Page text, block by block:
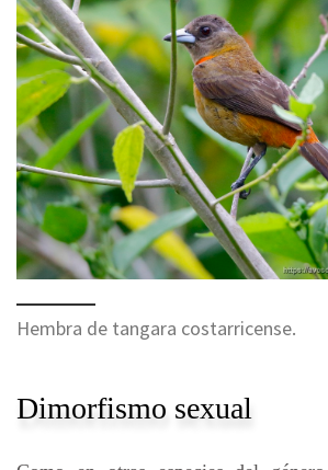
Hembra de tangara costarricense.
Dimorfismo sexual